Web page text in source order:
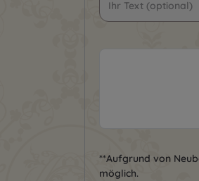
**Aufgrund von
möglich.